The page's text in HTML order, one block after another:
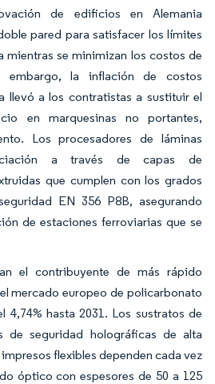
de edificios en Alemania
pared para satisfacer los límites
mientras se minimizan los costos de
embargo, la inflación de costos
llevó a los contratistas a sustituir el
en marquesinas no portantes,
Los procesadores de láminas
a través de capas de
que cumplen con los grados
EN 356 P8B, asegurando
de estaciones ferroviarias que se
el contribuyente de más rápido
mercado europeo de policarbonato
4,74% hasta 2031. Los sustratos de
de seguridad holográficas de alta
flexibles dependen cada vez
óptico con espesores de 50 a 125